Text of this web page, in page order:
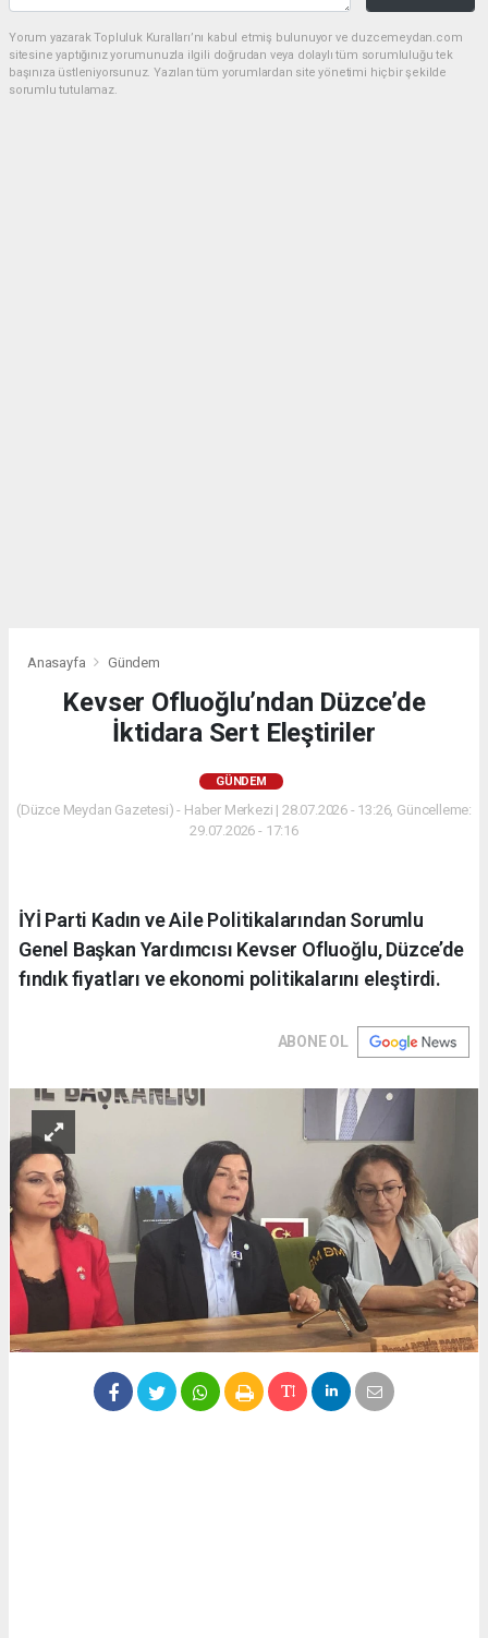
Yorum yazarak Topluluk Kuralları’nı kabul etmiş bulunuyor ve duzcemeydan.com
sitesine yaptığınız yorumunuzla ilgili doğrudan veya dolaylı tüm sorumluluğu tek
başınıza üstleniyorsunuz. Yazılan tüm yorumlardan site yönetimi hiçbir şekilde
sorumlu tutulamaz.
Anasayfa Gündem
Kevser Ofluoğlu’ndan Düzce’de
İktidara Sert Eleştiriler
GÜNDEM
(Düzce Meydan Gazetesi) - Haber Merkezi | 28.07.2026 - 13:26, Güncelleme:
29.07.2026 - 17:16
İYİ Parti Kadın ve Aile Politikalarından Sorumlu
Genel Başkan Yardımcısı Kevser Ofluoğlu, Düzce’de
fındık fiyatları ve ekonomi politikalarını eleştirdi.
ABONE OL